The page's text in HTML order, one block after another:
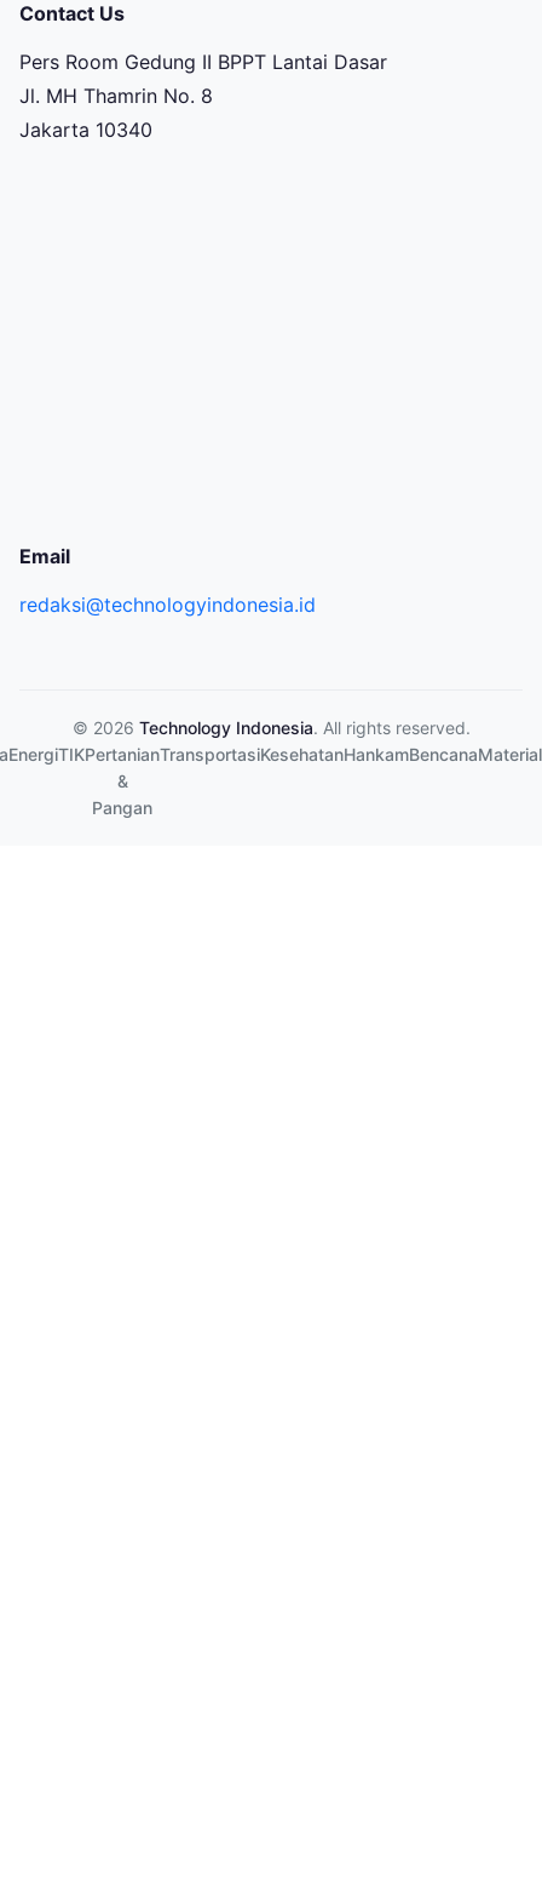
Contact Us
Pers Room Gedung II BPPT Lantai Dasar
Jl. MH Thamrin No. 8
Jakarta 10340
Email
redaksi@technologyindonesia.id
© 2026 Technology Indonesia. All rights reserved.
EnergiTIKPertanian
&
Pangan
TransportasiKesehatanHankamBencanaMaterial